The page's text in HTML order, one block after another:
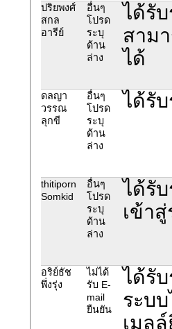
ปริยพงศ์
สกล
อารีย์
อื่นๆ
โปรด
ระบุ
ด้าน
ล่าง
ได้รั
สาม
ได้
ดลญา
วรรณ
ลุกขี
อื่นๆ
โปรด
ระบุ
ด้าน
ล่าง
ได้รั
thitiporn
Somkid
อื่นๆ
โปรด
ระบุ
ด้าน
ล่าง
ได้รั
เข้า
อริย์ธัช
พึ่งรุ่ง
ไม่ได้
รับ E-
mail
ยืนยัน
ได้รั
ระบ
เมล